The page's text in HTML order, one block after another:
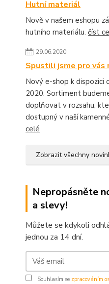
Hutní materiál
Nově v našem eshopu
hutního materiálu. číst
29.06.2020
Spustili jsme pro vás
Nový e-shop k dispozici
2020. Sortiment
doplňovat v rozsahu,
dostupný v naší
celé
Zobrazit všechny
Nepropásněte
a slevy!
Můžete se kdykoli
jednou za 14 dní.
Souhlasím se zpracováním